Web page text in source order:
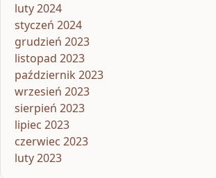
luty 2024
styczeń 2024
grudzień 2023
listopad 2023
październik 2023
wrzesień 2023
sierpień 2023
lipiec 2023
czerwiec 2023
luty 2023